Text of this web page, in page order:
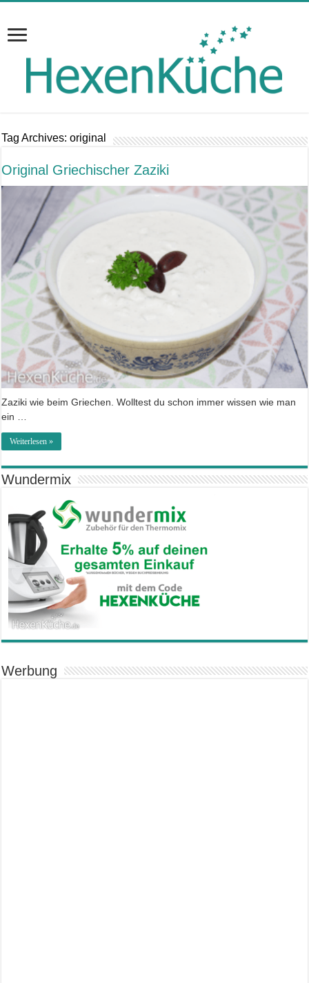
Tag Archives:original
Original Griechischer Zaziki
Zaziki wie beim Griechen. Wolltest du schon immer wissen wie man
ein …
Weiterlesen »
Wundermix
Werbung